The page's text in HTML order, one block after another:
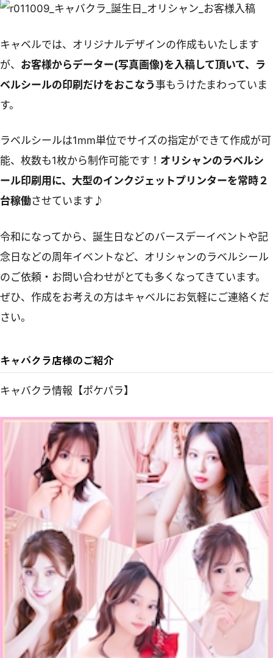
キャベルでは、オリジナルデザインの作成もいたします
が、 お客様からデーター(写真画像)を入稿して頂いて、ラ
ベルシールの印刷だけをおこなう事もうけたまわっていま
す。
ラベルシールは1mm単位でサイズの指定ができて作成が可
能、枚数も1枚から制作可能です！ オリシャンのラベルシ
ール印刷用に、大型のインクジェットプリンターを常時２
台稼働させています♪
令和になってから、誕生日などのバースデーイベントや記
念日などの周年イベントなど、オリシャンのラベルシール
のご依頼・お問い合わせがとても多くなってきています。
ぜひ、作成をお考えの方はキャベルにお気軽にご連絡くだ
さい。
キャバクラ店様のご紹介
キャバクラ情報【ポケパラ】